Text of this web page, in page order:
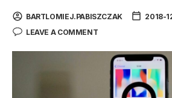
BARTLOMIEJ.PABISZCZAK
2018-
LEAVE A COMMENT